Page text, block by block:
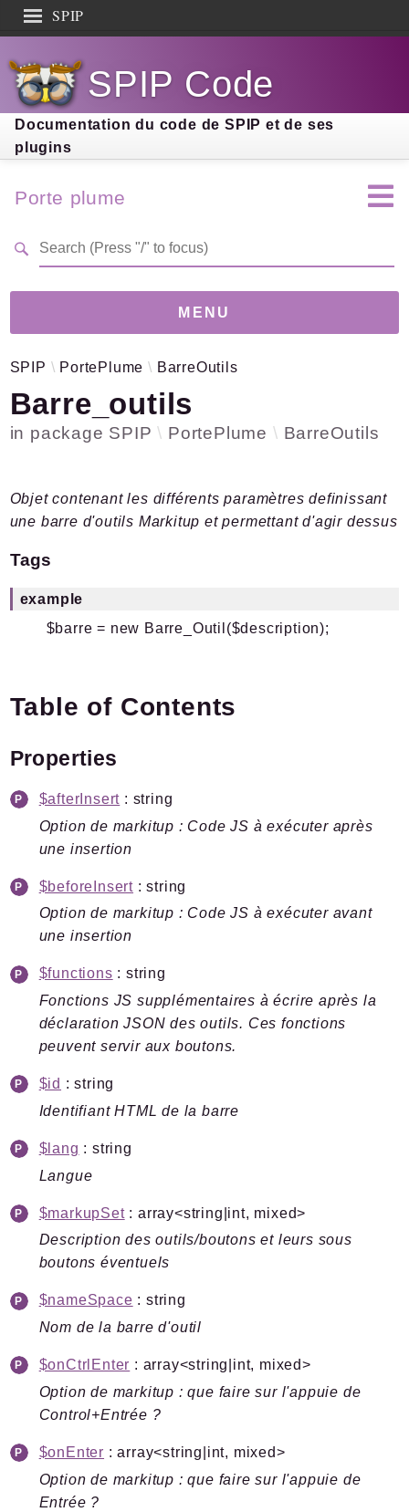
SPIP
Documentation
Contribution
Entraide
Découverte
SPIP Code
Documentation du code de SPIP et de ses
plugins
Porte plume
MENU
Version 4.0.0-dev (5b51a40)
Links
Plugins.spip.net
Packages
Application
Actions
BarreOutils
Pipelines
Reports
Deprecated
Errors
Markers
Indices
Files
Documentation générée le 20 06 2026 à 08h15
SPIP PortePlume BarreOutils
Barre_outils
in package SPIP PortePlume BarreOutils
Objet contenant les différents paramètres definissant
une barre d'outils Markitup et permettant d'agir dessus
Tags
example
$barre = new Barre_Outil($description);
Table of Contents
Properties
$afterInsert : string
Option de markitup : Code JS à exécuter après
une insertion
$beforeInsert : string
Option de markitup : Code JS à exécuter avant
une insertion
$functions : string
Fonctions JS supplémentaires à écrire après la
déclaration JSON des outils. Ces fonctions
peuvent servir aux boutons.
$id : string
Identifiant HTML de la barre
$lang : string
Langue
$markupSet: array<string|int, mixed>
Description des outils/boutons et leurs sous
boutons éventuels
$nameSpace : string
Nom de la barre d'outil
$onCtrlEnter : array<string|int, mixed>
Option de markitup : que faire sur l'appuie de
Control+Entrée ?
$onEnter : array<string|int, mixed>
Option de markitup : que faire sur l'appuie de
Entrée ?
Search results